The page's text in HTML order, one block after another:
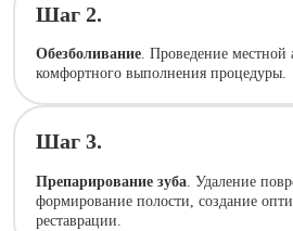
Шаг 2.
Обезболивание. Проведение местной
комфортного выполнения процедуры.
Шаг 3.
Препарирование зуба. Удаление
формирование полости, создание
реставрации.